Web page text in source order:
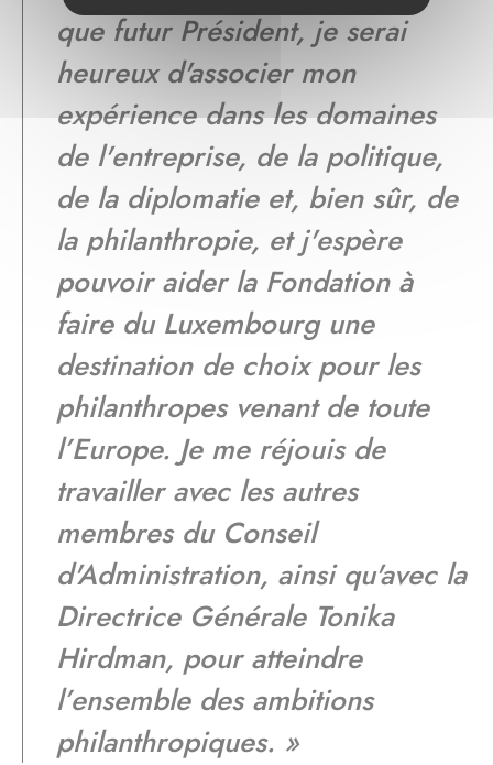
que futur Président, je serai
heureux d'associer mon
expérience dans les domaines
de l'entreprise, de la politique,
de la diplomatie et, bien sûr, de
la philanthropie, et j'espère
pouvoir aider la Fondation à
faire du Luxembourg une
destination de choix pour les
philanthropes venant de toute
l’Europe. Je me réjouis de
travailler avec les autres
membres du Conseil
d'Administration, ainsi qu'avec la
Directrice Générale Tonika
Hirdman, pour atteindre
l’ensemble des ambitions
philanthropiques. »